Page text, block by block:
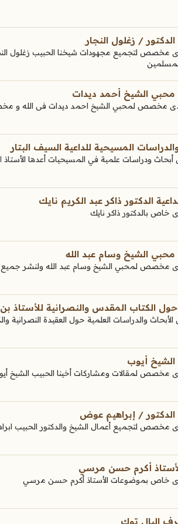
/ زغلول النجار
مخصص لتجميع مجهودات شيخنا الحبيب زغلول
محبي الشيخ أحمد ديدات
مخصص لمحبي الشيخ احمد ديدات فى الله و
المسيحية للداعية السيف البتار
ودراسات علمية في المسيحيات أعدها الأستاذ
الدكتور ذاكر عبد الكريم نايك
خاص بالدكتور ذاكر نايك
محبي الشيخ وسام عبد الله
مخصص لمحبي الشيخ وسام عبد الله ولنشر
الكتاب المقدس والنصرانية للأستاذ
والدراسات العلمية حول العقيدة النصرانية
الشيخ أيوب
مخصص لمقالات ومشاركات أخينا الحبيب الشيخ
الدكتور / إبراهيم عوض
مخصص لتجميع أعمال الشيخ والدكتور الحبيب
أكرم حسن مرسي
خاص بموضوعات الأستاذ أكرم حسن مرسي
البال توك